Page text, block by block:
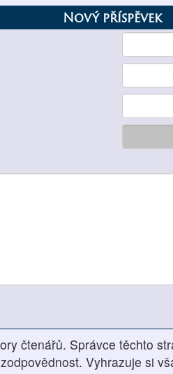
Nový příspěvek
čtenářů. Správce těchto
Vyhrazuje si